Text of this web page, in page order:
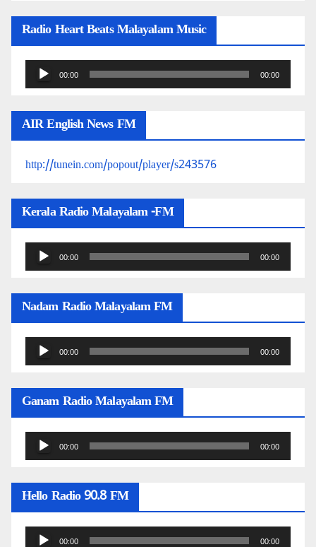
Radio Heart Beats Malayalam Music
Audio
Player
00:00 00:00
AIR English News FM
http://tunein.com/popout/player/s243576
Kerala Radio Malayalam -FM
Audio
Player
00:00 00:00
Nadam Radio Malayalam FM
Audio
Player
00:00 00:00
Ganam Radio Malayalam FM
Audio
Player
00:00 00:00
Hello Radio 90.8 FM
Audio
00:00 00:00